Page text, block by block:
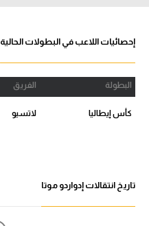
الدوري المصري
الدوري الإنجليزي الممتاز
الدوري الألماني
إحصائيات اللاعب في البطولات الحالية
البطولة الفريق
كأس إيطاليا لاتسيو
تاريخ انتقالات إدواردو موتا